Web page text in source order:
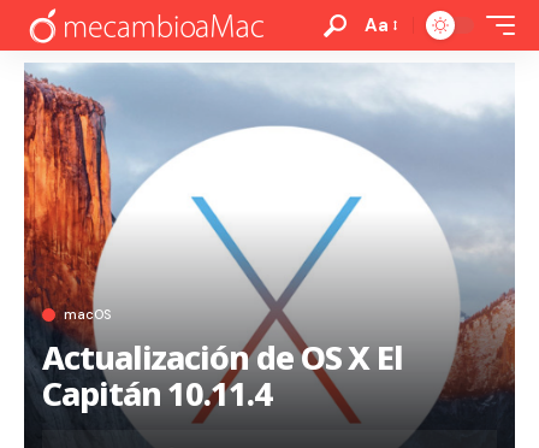
Aa
macOS
Actualización de OS X El
Capitán 10.11.4